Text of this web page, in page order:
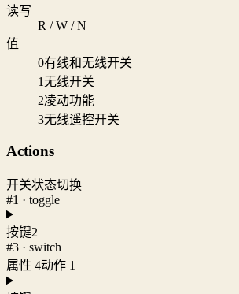
读写
R / W / N
值
0有线和无线开关
1无线开关
2凌动功能
3无线遥控开关
Actions
开关状态切换
#1 · toggle
按键2
#3 · switch
属性 4动作 1